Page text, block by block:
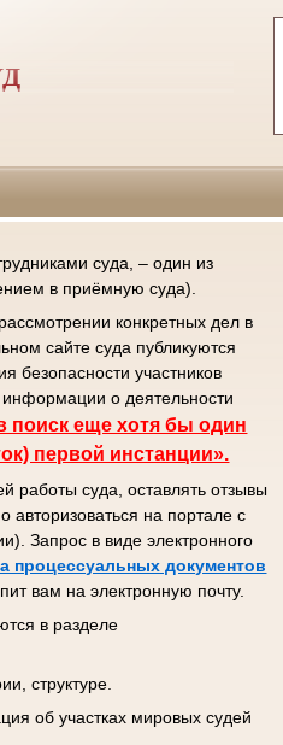
суда, – один из
в приёмную суда).
конкретных дел в
сайте суда публикуются
безопасности участников
о деятельности
поиск еще хотя бы один
первой инстанции».
работы суда, оставлять отзывы
на портале с
Запрос в виде электронного
процессуальных документов
вам на электронную почту.
в разделе
структуре.
об участках мировых судей